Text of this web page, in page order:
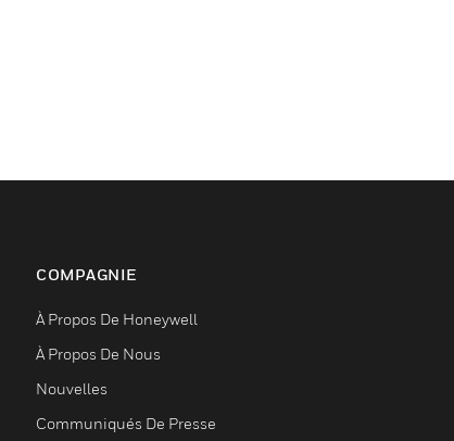
COMPAGNIE
À Propos De Honeywell
À Propos De Nous
Nouvelles
Communiqués De Presse